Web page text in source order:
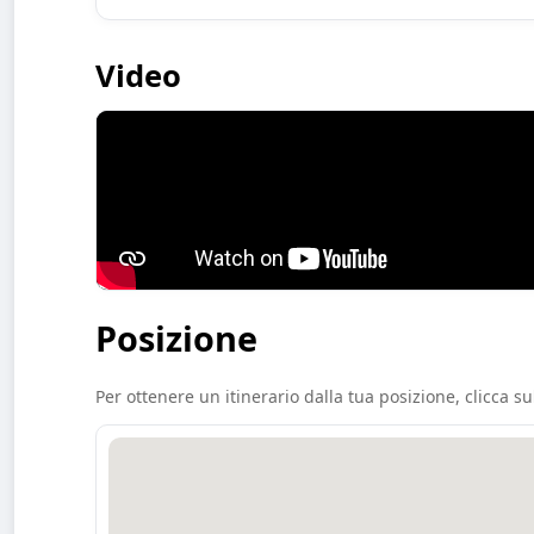
Video
Posizione
Per ottenere un itinerario dalla tua posizione, clicca